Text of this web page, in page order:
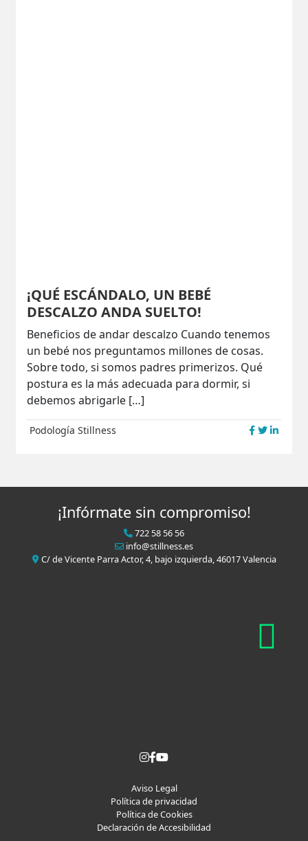
¡QUÉ ESCÁNDALO, UN BEBÉ
DESCALZO ANDA SUELTO!
Beneficios de andar descalzo Cuando tenemos
un bebé nos preguntamos millones de cosas.
Sobre todo, si somos padres primerizos. Qué
postura es la más adecuada para dormir, si
debemos abrigarle […]
Podología Stillness
¡Infórmate sin compromiso!
722 58 56 56
info@stillness.es
C/ de Vicente Parra Actor, 4, bajo izquierda, 46017 Valencia
Aviso Legal
Política de privacidad
Política de Cookies
Declaración de Accesibilidad